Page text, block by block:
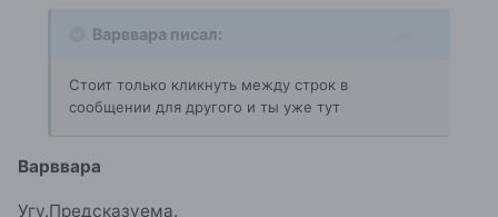
Варввара писал:
Стоит только кликнуть между строк в
сообщении для другого и ты уже тут
Варввара
Угу.Предсказуема.